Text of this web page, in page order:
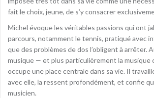
fait le choix, jeune, de s’y consacrer
Michel évoque les véritables passions qui ont
parcours, notamment le tennis, pratiqué avec
que des problèmes de dos l’obligent à arrêter.
musique — et plus particulièrement la musique
occupe une place centrale dans sa vie. Il
avec elle, la ressent profondément, et confie
musicien.